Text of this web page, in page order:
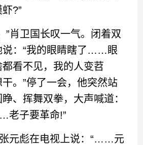
?”
卫国长叹一气。闭着双
说：“我的眼睛瞎了……眼
看不见，我的人变苕
。”停了一会，他突然站
、挥舞双拳，大声喊道：
老子要革命!”
彪在电视上说：“……元